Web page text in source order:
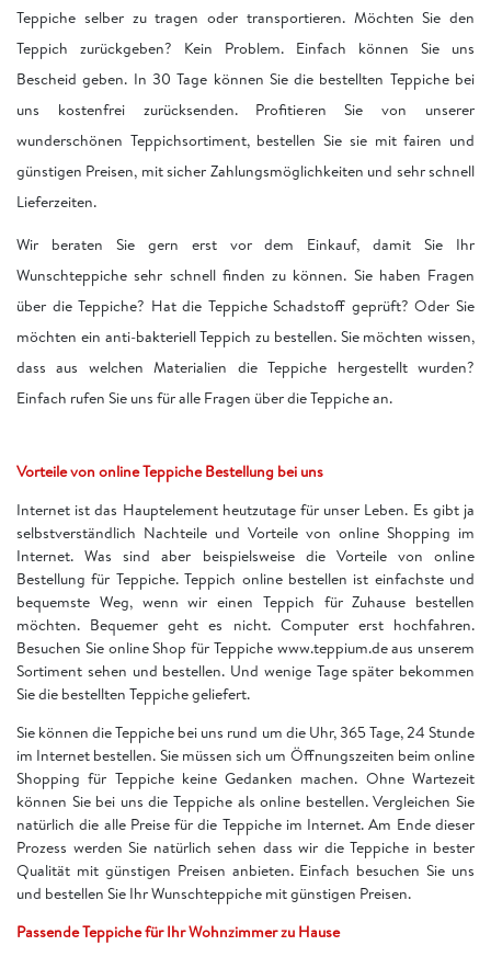
Teppiche selber zu tragen oder transportieren. Möchten Sie den
Teppich zurückgeben? Kein Problem. Einfach können Sie uns
Bescheid geben. In 30 Tage können Sie die bestellten Teppiche bei
uns kostenfrei zurücksenden. Profitieren Sie von unserer
wunderschönen Teppichsortiment, bestellen Sie sie mit fairen und
günstigen Preisen, mit sicher Zahlungsmöglichkeiten und sehr schnell
Lieferzeiten.
Wir beraten Sie gern erst vor dem Einkauf, damit Sie Ihr
Wunschteppiche sehr schnell finden zu können. Sie haben Fragen
über die Teppiche? Hat die Teppiche Schadstoff geprüft? Oder Sie
möchten ein anti-bakteriell Teppich zu bestellen. Sie möchten wissen,
dass aus welchen Materialien die Teppiche hergestellt wurden?
Einfach rufen Sie uns für alle Fragen über die Teppiche an.
Vorteile von online Teppiche Bestellung bei uns
Internet ist das Hauptelement heutzutage für unser Leben. Es gibt ja
selbstverständlich Nachteile und Vorteile von online Shopping im
Internet. Was sind aber beispielsweise die Vorteile von online
Bestellung für Teppiche. Teppich online bestellen ist einfachste und
bequemste Weg, wenn wir einen Teppich für Zuhause bestellen
möchten. Bequemer geht es nicht. Computer erst hochfahren.
Besuchen Sie online Shop für Teppiche www.teppium.de aus unserem
Sortiment sehen und bestellen. Und wenige Tage später bekommen
Sie die bestellten Teppiche geliefert.
Sie können die Teppiche bei uns rund um die Uhr, 365 Tage, 24 Stunde
im Internet bestellen. Sie müssen sich um Öffnungszeiten beim online
Shopping für Teppiche keine Gedanken machen. Ohne Wartezeit
können Sie bei uns die Teppiche als online bestellen. Vergleichen Sie
natürlich die alle Preise für die Teppiche im Internet. Am Ende dieser
Prozess werden Sie natürlich sehen dass wir die Teppiche in bester
Qualität mit günstigen Preisen anbieten. Einfach besuchen Sie uns
und bestellen Sie Ihr Wunschteppiche mit günstigen Preisen.
Passende Teppiche für Ihr Wohnzimmer zu Hause